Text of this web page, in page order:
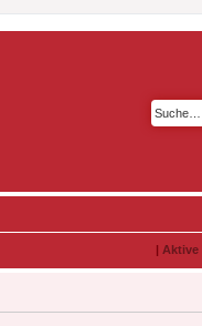
| Aktive